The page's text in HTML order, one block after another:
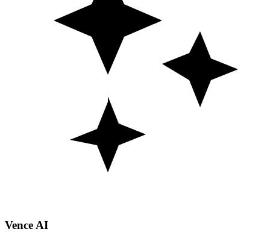
Vence AI